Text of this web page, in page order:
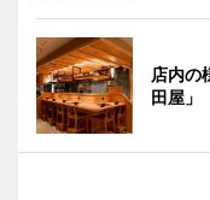
店内の
田屋」